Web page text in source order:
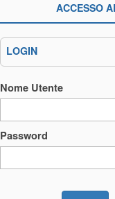
ACCESSO
LOGIN
Nome Utente
Password